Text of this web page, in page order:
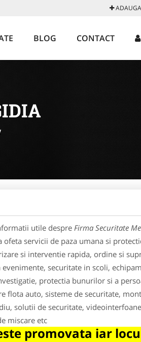
ADAUGA
BLOG CONTACT
utile despre Firma Securitate
servicii de paza umana si
si interventie rapida, ordine si
securitate in scoli,
protectia bunurilor si a
flota auto, sisteme de securitate,
solutii de securitate,
miscare etc
promovata iar